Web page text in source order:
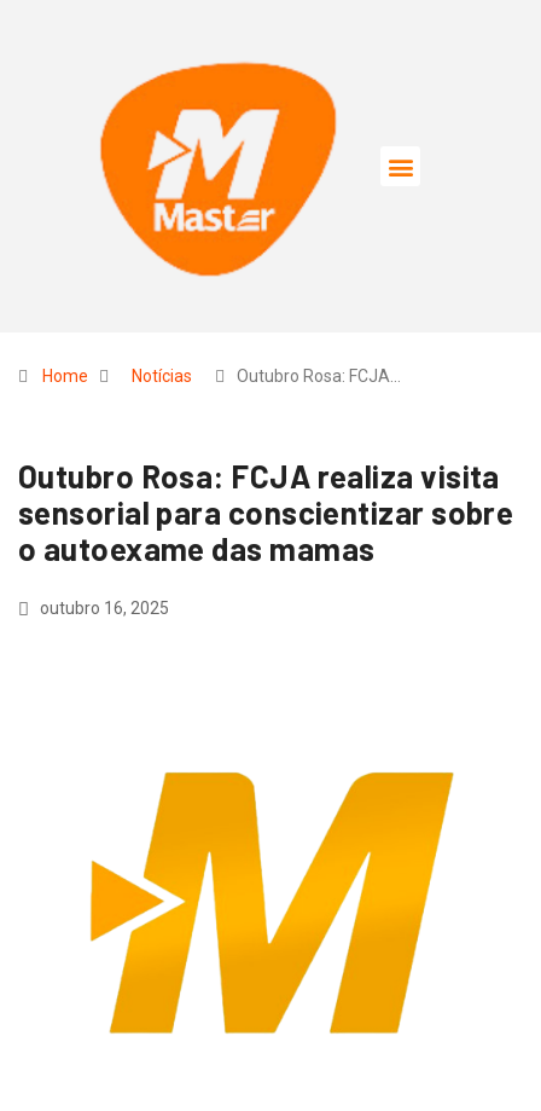
Home Notícias Outubro Rosa: FCJA…
Outubro Rosa: FCJA realiza visita
sensorial para conscientizar sobre
o autoexame das mamas
outubro 16, 2025